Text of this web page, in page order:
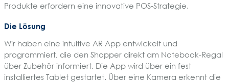
Produkte erfordern eine innovative POS-Strategie.
Die Lösung
Wir haben eine intuitive AR App entwickelt und
programmiert, die den Shopper direkt am Notebook-Regal
über Zubehör informiert. Die App wird über ein fest
installiertes Tablet gestartet. Über eine Kamera erkennt die